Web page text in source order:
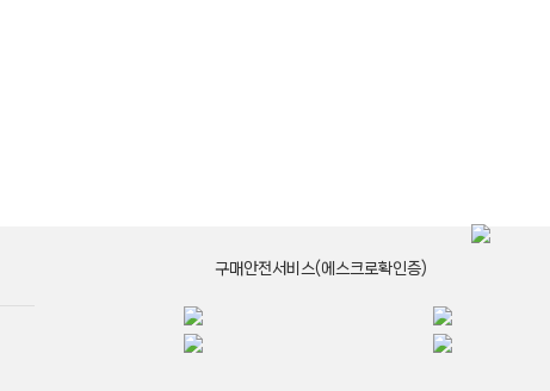
구매안전서비스(에스크로확인증)